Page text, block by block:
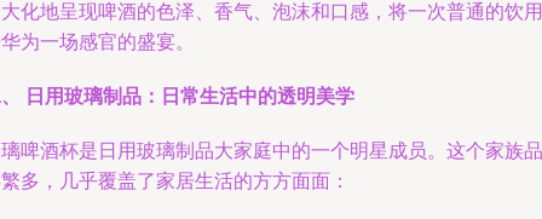
化地呈现啤酒的色泽、香气、泡沫和口感，将一次普通的饮用
为一场感官的盛宴。
日用玻璃制品：日常生活中的透明美学
啤酒杯是日用玻璃制品大家庭中的一个明星成员。这个家族品
多，几乎覆盖了家居生活的方方面面：